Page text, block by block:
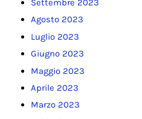
Settembre 2023
Agosto 2023
Luglio 2023
Giugno 2023
Maggio 2023
Aprile 2023
Marzo 2023